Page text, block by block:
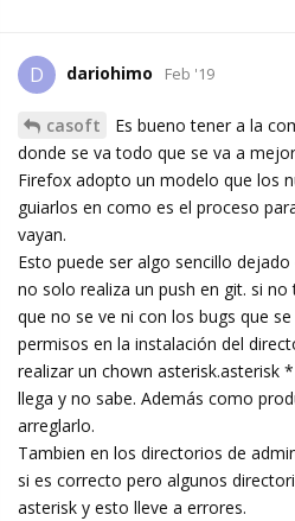
D dariohimo Feb '19
casoft
Es bueno tener a la
donde se va todo que se va a
Firefox adopto un modelo que los
guiarlos en como es el proceso
vayan.
Esto puede ser algo sencillo
no solo realiza un push en git. si
que no se ve ni con los bugs que
permisos en la instalación del
realizar un chown asterisk.asterisk
llega y no sabe. Además como
arreglarlo.
Tambien en los directorios de
si es correcto pero algunos
asterisk y esto lleve a errores.